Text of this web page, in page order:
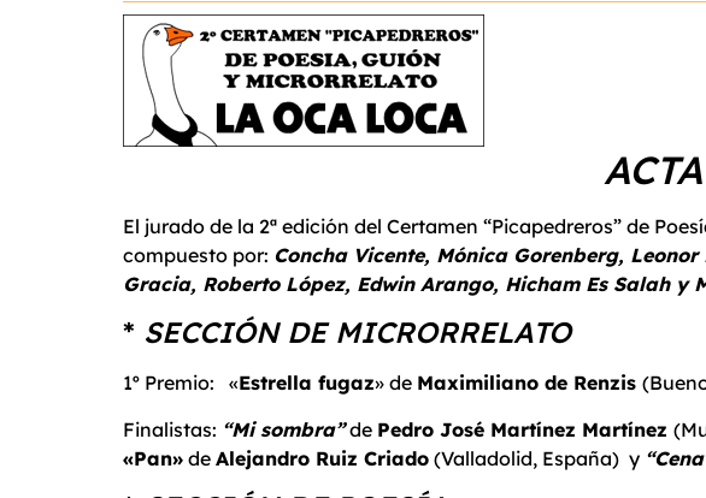
El jurado de la 2ª edición del Certamen “Picapedreros” de
compuesto por: Concha Vicente, Mónica Gorenberg,
Gracia, Roberto López, Edwin Arango, Hicham Es Salah y
* SECCIÓN DE MICRORRELATO
1º Premio: «Estrella fugaz» de Maximiliano de Renzis
Finalistas: “Mi sombra”de Pedro José Martínez Martínez
«Pan» de Alejandro Ruiz Criado (Valladolid, España) y